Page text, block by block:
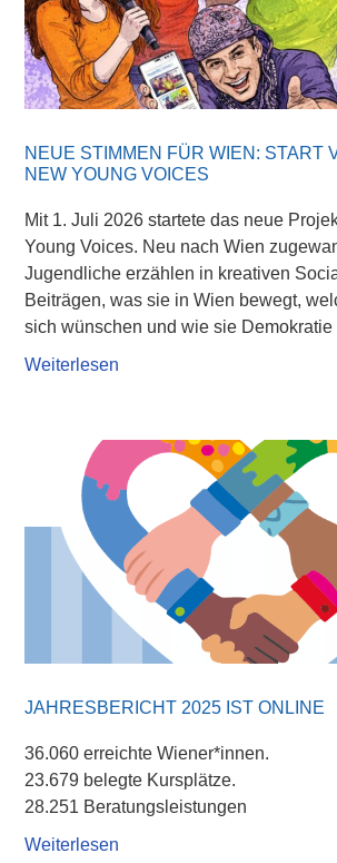
NEUE STIMMEN FÜR WIEN: START
NEW YOUNG VOICES
Mit 1. Juli 2026 startete das neue
Young Voices. Neu nach Wien
Jugendliche erzählen in kreativen
Beiträgen, was sie in Wien bewegt,
sich wünschen und wie sie Demokratie
Weiterlesen
JAHRESBERICHT 2025 IST ONLINE
36.060 erreichte Wiener*innen.
23.679 belegte Kursplätze.
28.251 Beratungsleistungen
Weiterlesen